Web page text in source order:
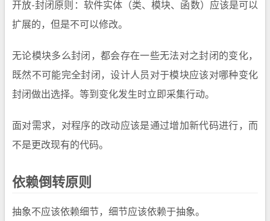
开放-封闭原则：软件实体（类、模块、函数）应该是可以
扩展的，但是不可以修改。
无论模块多么封闭，都会存在一些无法对之封闭的变化，
既然不可能完全封闭，设计人员对于模块应该对哪种变化
封闭做出选择。等到变化发生时立即采集行动。
面对需求，对程序的改动应该是通过增加新代码进行，而
不是更改现有的代码。
依赖倒转原则
抽象不应该依赖细节，细节应该依赖于抽象。